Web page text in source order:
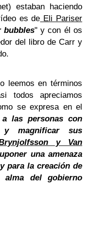
estaban haciendo
es de Eli Pariser
bubbles" y con él os
del libro de Carr y
leemos en términos
todos apreciamos
se expresa en el
las personas con
magnificar sus
y Van
una amenaza
para la creación de
alma del gobierno